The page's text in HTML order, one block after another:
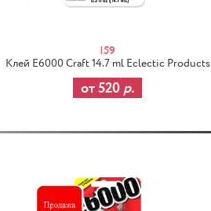
I59
Клей E6000 Craft 14.7 ml Eclectic Products
от 520 р.